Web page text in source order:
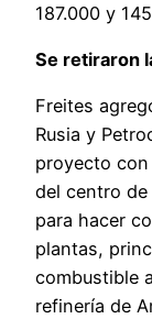
187.000 y
Se retiraron
Freites
Rusia y
proyecto
del centro de
para hacer
plantas,
combustible
refinería de